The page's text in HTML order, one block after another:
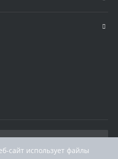
сайт использует файлы